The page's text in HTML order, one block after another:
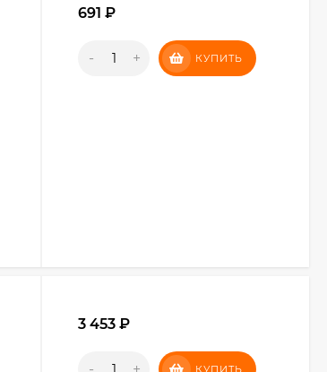
691 ₽
- + КУПИТЬ
3 453 ₽
КУПИТЬ